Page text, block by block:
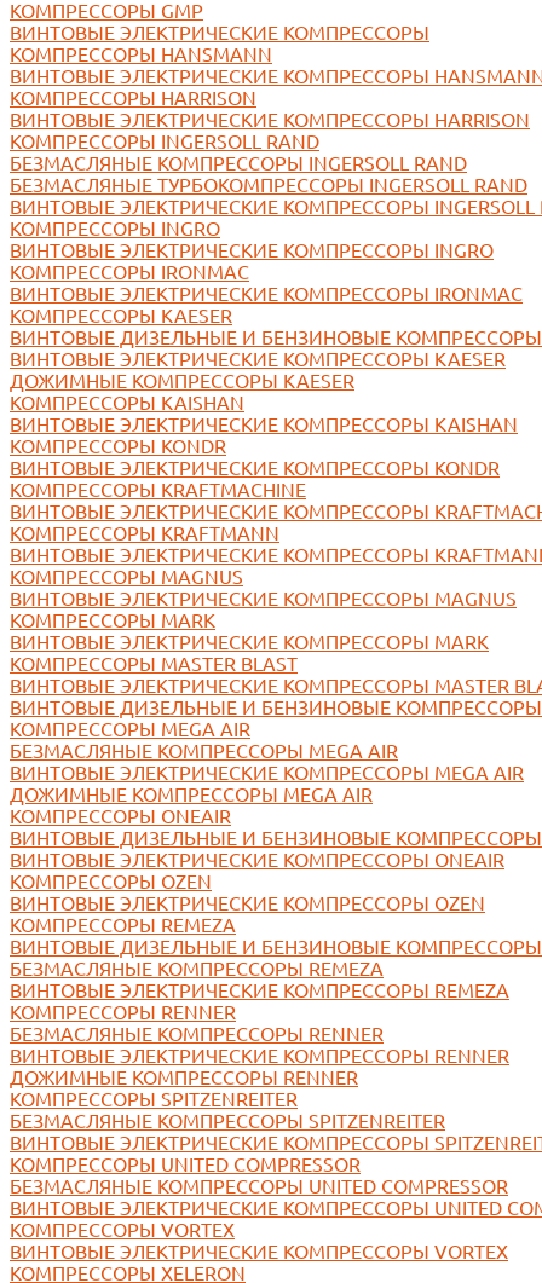
КОМПРЕССОРЫ GMP
ВИНТОВЫЕ ЭЛЕКТРИЧЕСКИЕ КОМПРЕССОРЫ
КОМПРЕССОРЫ HANSMANN
ВИНТОВЫЕ ЭЛЕКТРИЧЕСКИЕ КОМПРЕССОРЫ
КОМПРЕССОРЫ HARRISON
ВИНТОВЫЕ ЭЛЕКТРИЧЕСКИЕ КОМПРЕССОРЫ HARRISON
КОМПРЕССОРЫ INGERSOLL RAND
БЕЗМАСЛЯНЫЕ КОМПРЕССОРЫ INGERSOLL RAND
БЕЗМАСЛЯНЫЕ ТУРБОКОМПРЕССОРЫ INGERSOLL RAND
ВИНТОВЫЕ ЭЛЕКТРИЧЕСКИЕ КОМПРЕССОРЫ INGERSOLL
КОМПРЕССОРЫ INGRO
ВИНТОВЫЕ ЭЛЕКТРИЧЕСКИЕ КОМПРЕССОРЫ INGRO
КОМПРЕССОРЫ IRONMAC
ВИНТОВЫЕ ЭЛЕКТРИЧЕСКИЕ КОМПРЕССОРЫ IRONMAC
КОМПРЕССОРЫ KAESER
ВИНТОВЫЕ ДИЗЕЛЬНЫЕ И БЕНЗИНОВЫЕ КОМПРЕССОРЫ
ВИНТОВЫЕ ЭЛЕКТРИЧЕСКИЕ КОМПРЕССОРЫ KAESER
ДОЖИМНЫЕ КОМПРЕССОРЫ KAESER
КОМПРЕССОРЫ KAISHAN
ВИНТОВЫЕ ЭЛЕКТРИЧЕСКИЕ КОМПРЕССОРЫ KAISHAN
КОМПРЕССОРЫ KONDR
ВИНТОВЫЕ ЭЛЕКТРИЧЕСКИЕ КОМПРЕССОРЫ KONDR
КОМПРЕССОРЫ KRAFTMACHINE
ВИНТОВЫЕ ЭЛЕКТРИЧЕСКИЕ КОМПРЕССОРЫ
КОМПРЕССОРЫ KRAFTMANN
ВИНТОВЫЕ ЭЛЕКТРИЧЕСКИЕ КОМПРЕССОРЫ
КОМПРЕССОРЫ MAGNUS
ВИНТОВЫЕ ЭЛЕКТРИЧЕСКИЕ КОМПРЕССОРЫ MAGNUS
КОМПРЕССОРЫ MARK
ВИНТОВЫЕ ЭЛЕКТРИЧЕСКИЕ КОМПРЕССОРЫ MARK
КОМПРЕССОРЫ MASTER BLAST
ВИНТОВЫЕ ЭЛЕКТРИЧЕСКИЕ КОМПРЕССОРЫ MASTER
ВИНТОВЫЕ ДИЗЕЛЬНЫЕ И БЕНЗИНОВЫЕ КОМПРЕССОРЫ
КОМПРЕССОРЫ MEGA AIR
БЕЗМАСЛЯНЫЕ КОМПРЕССОРЫ MEGA AIR
ВИНТОВЫЕ ЭЛЕКТРИЧЕСКИЕ КОМПРЕССОРЫ MEGA AIR
ДОЖИМНЫЕ КОМПРЕССОРЫ MEGA AIR
КОМПРЕССОРЫ ONEAIR
ВИНТОВЫЕ ДИЗЕЛЬНЫЕ И БЕНЗИНОВЫЕ КОМПРЕССОРЫ
ВИНТОВЫЕ ЭЛЕКТРИЧЕСКИЕ КОМПРЕССОРЫ ONEAIR
КОМПРЕССОРЫ OZEN
ВИНТОВЫЕ ЭЛЕКТРИЧЕСКИЕ КОМПРЕССОРЫ OZEN
КОМПРЕССОРЫ REMEZA
ВИНТОВЫЕ ДИЗЕЛЬНЫЕ И БЕНЗИНОВЫЕ КОМПРЕССОРЫ
БЕЗМАСЛЯНЫЕ КОМПРЕССОРЫ REMEZA
ВИНТОВЫЕ ЭЛЕКТРИЧЕСКИЕ КОМПРЕССОРЫ REMEZA
КОМПРЕССОРЫ RENNER
БЕЗМАСЛЯНЫЕ КОМПРЕССОРЫ RENNER
ВИНТОВЫЕ ЭЛЕКТРИЧЕСКИЕ КОМПРЕССОРЫ RENNER
ДОЖИМНЫЕ КОМПРЕССОРЫ RENNER
КОМПРЕССОРЫ SPITZENREITER
БЕЗМАСЛЯНЫЕ КОМПРЕССОРЫ SPITZENREITER
ВИНТОВЫЕ ЭЛЕКТРИЧЕСКИЕ КОМПРЕССОРЫ
КОМПРЕССОРЫ UNITED COMPRESSOR
БЕЗМАСЛЯНЫЕ КОМПРЕССОРЫ UNITED COMPRESSOR
ВИНТОВЫЕ ЭЛЕКТРИЧЕСКИЕ КОМПРЕССОРЫ UNITED
КОМПРЕССОРЫ VORTEX
ВИНТОВЫЕ ЭЛЕКТРИЧЕСКИЕ КОМПРЕССОРЫ VORTEX
КОМПРЕССОРЫ XELERON